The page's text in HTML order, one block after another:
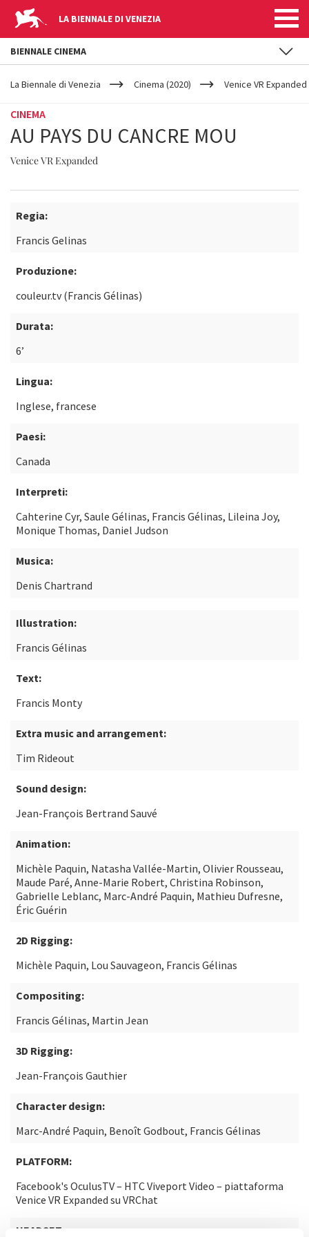
LA BIENNALE DI VENEZIA
YOUR
ARE
La Biennale di Venezia Cinema (2020) Venice VR Expanded
CINEMA
AU PAYS DU CANCRE MOU
Venice VR Expanded
Regia:
Francis Gelinas
Produzione:
couleur.tv (Francis Gélinas)
Durata:
6’
Lingua:
Inglese, francese
Paesi:
Canada
Interpreti:
Cahterine Cyr, Saule Gélinas, Francis Gélinas, Lileina Joy,
Monique Thomas, Daniel Judson
Musica:
Denis Chartrand
Illustration:
Francis Gélinas
Text:
Francis Monty
Extra music and arrangement:
Tim Rideout
Sound design:
Jean-François Bertrand Sauvé
Animation:
Michèle Paquin, Natasha Vallée-Martin, Olivier Rousseau,
Maude Paré, Anne-Marie Robert, Christina Robinson,
Gabrielle Leblanc, Marc-André Paquin, Mathieu Dufresne,
Éric Guérin
2D Rigging:
Michèle Paquin, Lou Sauvageon, Francis Gélinas
Compositing:
Francis Gélinas, Martin Jean
3D Rigging:
Jean-François Gauthier
Character design:
Marc-André Paquin, Benoît Godbout, Francis Gélinas
PLATFORM:
Facebook's OculusTV – HTC Viveport Video – piattaforma
Venice VR Expanded su VRChat
HEADSET:
BIENNALE CINEMA